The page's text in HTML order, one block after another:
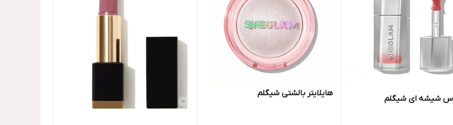
شیشه ای شیگلم
هایلایتر بالشتی شیگلم